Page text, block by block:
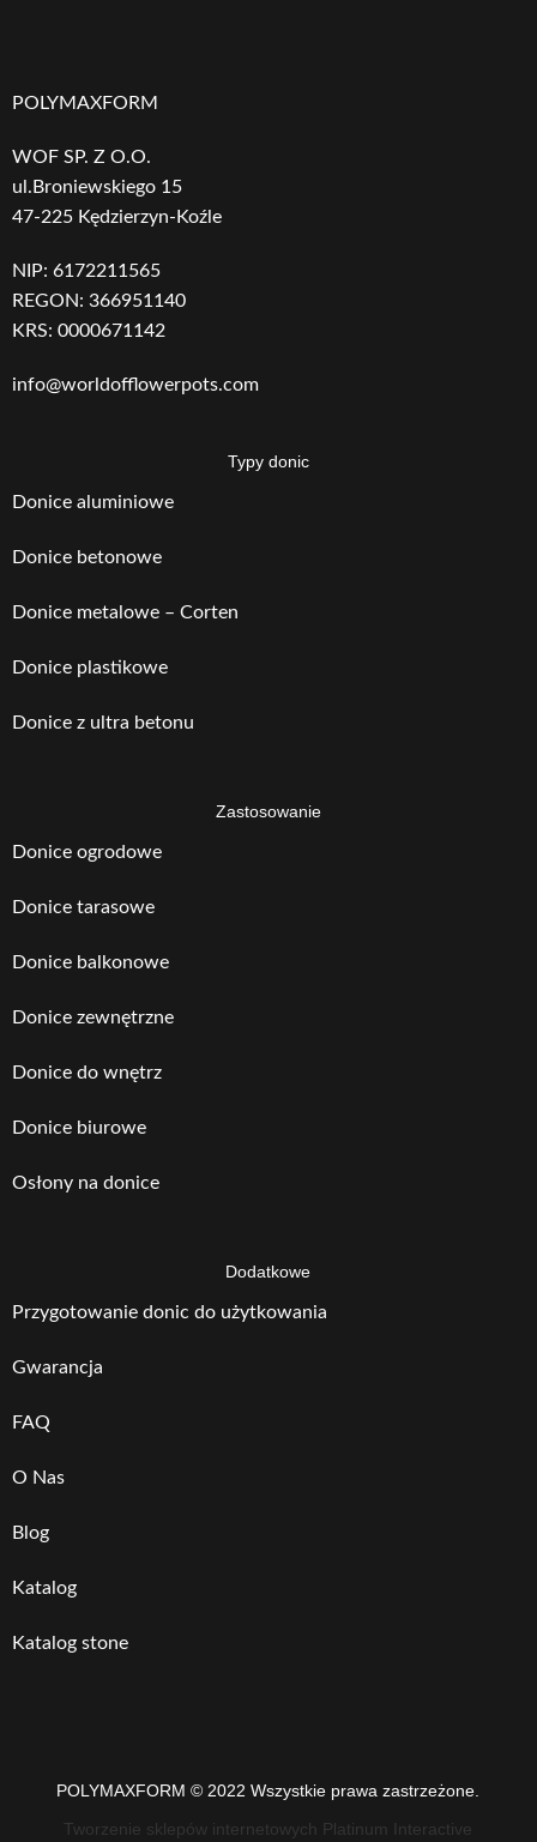
POLYMAXFORM
WOF SP. Z O.O.
ul.Broniewskiego 15
47-225 Kędzierzyn-Koźle
NIP: 6172211565
REGON: 366951140
KRS: 0000671142
info@worldofflowerpots.com
Typy donic
Donice aluminiowe
Donice betonowe
Donice metalowe – Corten
Donice plastikowe
Donice z ultra betonu
Zastosowanie
Donice ogrodowe
Donice tarasowe
Donice balkonowe
Donice zewnętrzne
Donice do wnętrz
Donice biurowe
Osłony na donice
Dodatkowe
Przygotowanie donic do użytkowania
Gwarancja
FAQ
O Nas
Blog
Katalog
Katalog stone
POLYMAXFORM © 2022 Wszystkie prawa zastrzeżone.
Tworzenie sklepów internetowych Platinum Interactive